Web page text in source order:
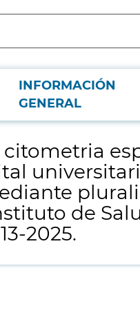
INFORMACIÓN
GENERAL
del hospital universitario la
Europea. Expediente PAS 13-
de
2025.